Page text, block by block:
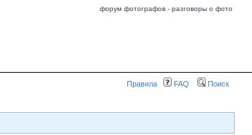
форум фотографов - разговоры о фото
Правила FAQ Поиск